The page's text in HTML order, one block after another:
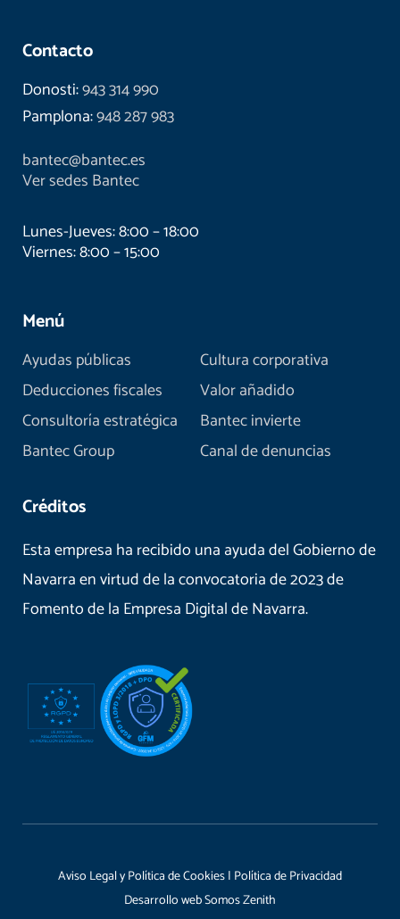
Contacto
Donosti:943 314 990
Pamplona:948 287 983
bantec@bantec.es
Ver sedes Bantec
Lunes-Jueves: 8:00 – 18:00
Viernes: 8:00 – 15:00
Menú
Ayudas públicas
Deducciones fiscales
Consultoría estratégica
Bantec Group
Cultura corporativa
Valor añadido
Bantec invierte
Canal de denuncias
Créditos
Esta empresa ha recibido una ayuda del Gobierno de
Navarra en virtud de la convocatoria de 2023 de
Fomento de la Empresa Digital de Navarra.
Aviso Legal y Política de Cookies| Política de Privacidad
Desarrollo webSomos Zenith